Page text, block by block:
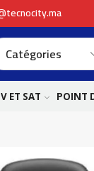
ET SAT POINT